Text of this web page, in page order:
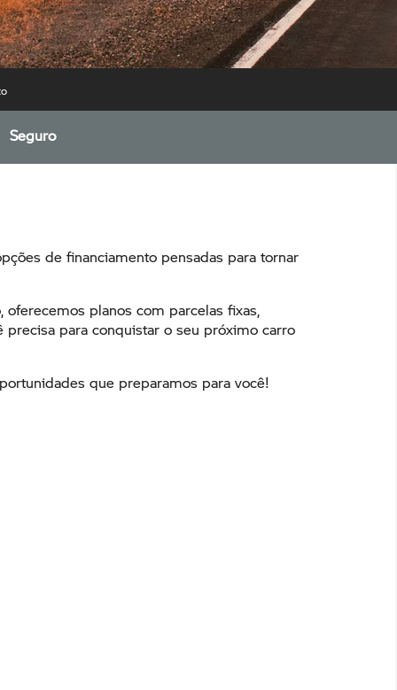
Seguro
de financiamento pensadas para tornar
planos com parcelas fixas,
para conquistar o seu próximo carro
que preparamos para você!